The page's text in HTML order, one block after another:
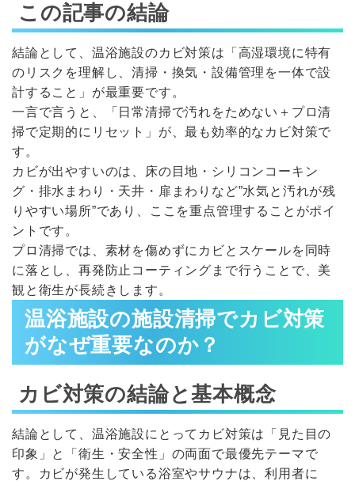
この記事の結論
結論として、温浴施設のカビ対策は「高湿環境に特有
のリスクを理解し、清掃・換気・設備管理を一体で設
計すること」が最重要です。
一言で言うと、「日常清掃で汚れをためない＋プロ清
掃で定期的にリセット」が、最も効率的なカビ対策で
す。
カビが出やすいのは、床の目地・シリコンコーキン
グ・排水まわり・天井・扉まわりなど”水気と汚れが残
りやすい場所”であり、ここを重点管理することがポイ
ントです。
プロ清掃では、素材を傷めずにカビとスケールを同時
に落とし、再発防止コーティングまで行うことで、美
観と衛生が長続きします。
温浴施設の施設清掃でカビ対策
がなぜ重要なのか？
カビ対策の結論と基本概念
結論として、温浴施設にとってカビ対策は「見た目の
印象」と「衛生・安全性」の両面で最優先テーマで
す。カビが発生している浴室やサウナは、利用者に